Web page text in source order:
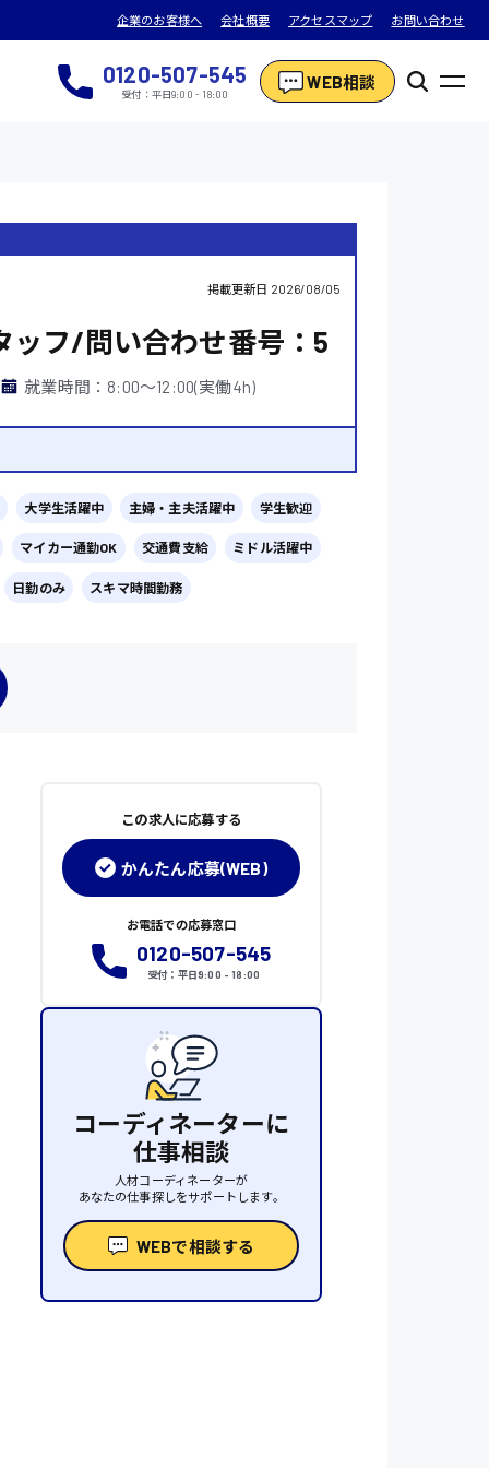
企業のお客様へ 会社概要 アクセスマップ お問い合わせ
0120-507-545
受付：平日9:00 - 18:00
WEB相談
掲載更新日 2026/08/05
ッフ/問い合わせ番号：5
就業時間：8:00〜12:00(実働4h)
大学生活躍中 主婦・主夫活躍中 学生歓迎
マイカー通勤OK 交通費支給 ミドル活躍中
日勤のみ スキマ時間勤務
この求人に応募する
かんたん応募(WEB)
お電話での応募窓口
0120-507-545
受付：平日9:00 - 18:00
コーディネーターに
仕事相談
人材コーディネーターが
あなたの仕事探しをサポートします。
WEBで相談する